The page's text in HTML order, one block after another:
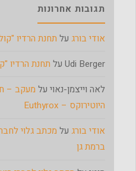
תגובות אחרונות
אודי בורג על תחנת הרדיו
Udi Berger על תחנת הרדיו
לאה וייצמן-נאוי על מעקב –
היוטירוקס – Euthyrox
אודי בורג על מכתב גלוי
ברמת גן